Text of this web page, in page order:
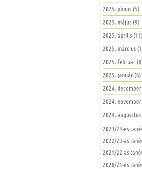
2025. június (5)
2025. május (9)
2025. április (11)
2025. március
2025. február
2025. január (6)
2024.
2024.
2024.
2023/24-es
2022/23-as
2021/22-as
2020/21-es